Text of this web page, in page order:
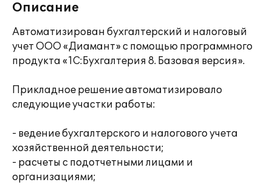
Описание
Автоматизирован бухгалтерский и налоговый
учет ООО «Диамант» с помощью программного
продукта «1С:Бухгалтерия 8. Базовая версия».
Прикладное решение автоматизировало
следующие участки работы:
- ведение бухгалтерского и налогового учета
хозяйственной деятельности;
- расчеты с подотчетными лицами и
организациями;